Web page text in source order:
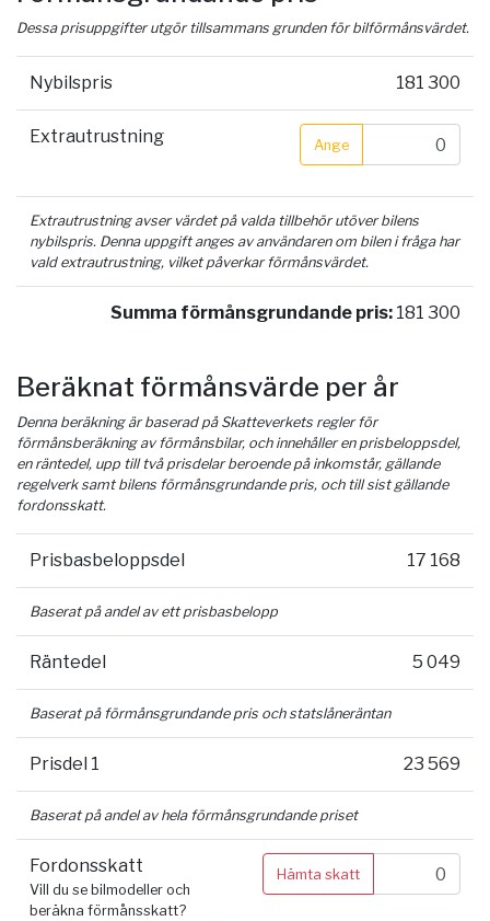
Dessa prisuppgifter utgör tillsammans grunden för bilförmånsvärdet.
Nybilspris 181 300
Extrautrustning Ange
Extrautrustning avser värdet på valda tillbehör utöver bilens
nybilspris. Denna uppgift anges av användaren om bilen i fråga har
vald extrautrustning, vilket påverkar förmånsvärdet.
Summa förmånsgrundande pris: 181 300
Beräknat förmånsvärde per år
Denna beräkning är baserad på Skatteverkets regler för
förmånsberäkning av förmånsbilar, och innehåller en prisbeloppsdel,
en räntedel, upp till två prisdelar beroende på inkomstår, gällande
regelverk samt bilens förmånsgrundande pris, och till sist gällande
fordonsskatt.
Prisbasbeloppsdel 17 168
Baserat på andel av ett prisbasbelopp
Räntedel 5 049
Baserat på förmånsgrundande pris och statslåneräntan
Prisdel 1 23 569
Baserat på andel av hela förmånsgrundande priset
Fordonsskatt
Vill du se bilmodeller och
beräkna förmånsskatt?
Hämta skatt